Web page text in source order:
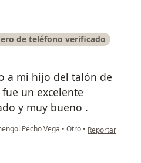
de teléfono verificado
a mi hijo del talón de
un excelente
y muy bueno .
Pecho Vega • Otro • en opinión del
Reportar